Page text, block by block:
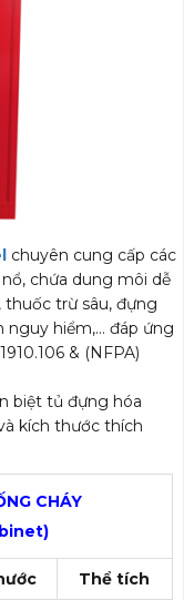
chuyên cung cấp các
chứa dung môi dễ
thuốc trừ sâu, đựng
nguy hiểm,… đáp ứng
& (NFPA)
biệt tủ đựng hóa
kích thước thích
CHÁY
Thể tích